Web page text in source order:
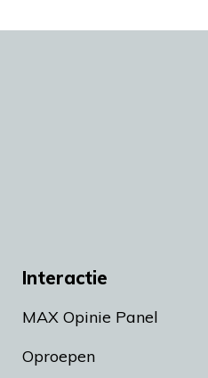
Interactie
MAX Opinie Panel
Oproepen